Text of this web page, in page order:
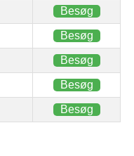
Besøg
Besøg
Besøg
Besøg
Besøg